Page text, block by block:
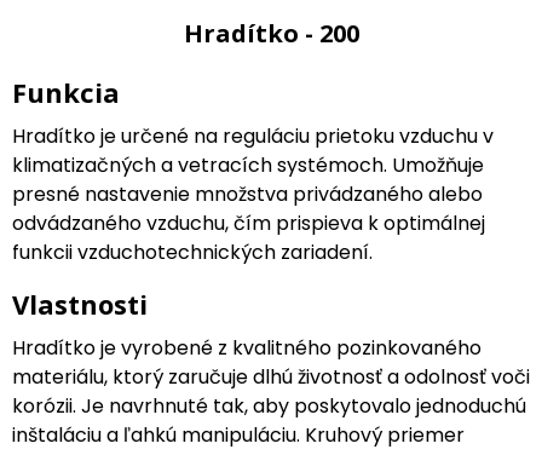
Hradítko - 200
Funkcia
Hradítko je určené na reguláciu prietoku vzduchu v
klimatizačných a vetracích systémoch. Umožňuje
presné nastavenie množstva privádzaného alebo
odvádzaného vzduchu, čím prispieva k optimálnej
funkcii vzduchotechnických zariadení.
Vlastnosti
Hradítko je vyrobené z kvalitného pozinkovaného
materiálu, ktorý zaručuje dlhú životnosť a odolnosť voči
korózii. Je navrhnuté tak, aby poskytovalo jednoduchú
inštaláciu a ľahkú manipuláciu. Kruhový priemer